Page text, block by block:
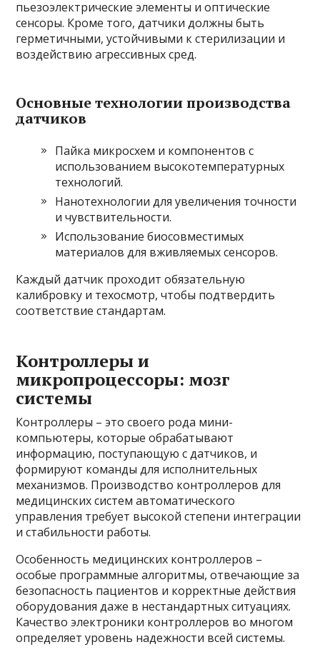
пьезоэлектрические элементы и оптические
сенсоры. Кроме того, датчики должны быть
герметичными, устойчивыми к стерилизации и
воздействию агрессивных сред.
Основные технологии производства
датчиков
Пайка микросхем и компонентов с
использованием высокотемпературных
технологий.
Нанотехнологии для увеличения точности
и чувствительности.
Использование биосовместимых
материалов для вживляемых сенсоров.
Каждый датчик проходит обязательную
калибровку и техосмотр, чтобы подтвердить
соответствие стандартам.
Контроллеры и
микропроцессоры: мозг
системы
Контроллеры – это своего рода мини-
компьютеры, которые обрабатывают
информацию, поступающую с датчиков, и
формируют команды для исполнительных
механизмов. Производство контроллеров для
медицинских систем автоматического
управления требует высокой степени интеграции
и стабильности работы.
Особенность медицинских контроллеров –
особые программные алгоритмы, отвечающие за
безопасность пациентов и корректные действия
оборудования даже в нестандартных ситуациях.
Качество электроники контроллеров во многом
определяет уровень надежности всей системы.